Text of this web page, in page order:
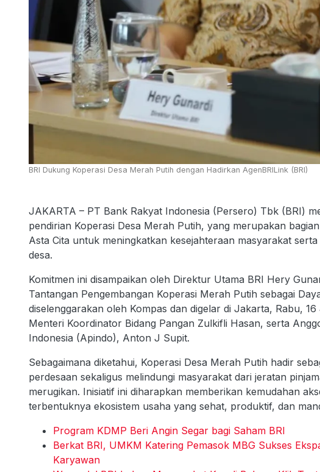
BRI Dukung Koperasi Desa Merah Putih dengan Hadirkan AgenBRILink (BRI)
JAKARTA – PT Bank Rakyat Indonesia (Persero) Tbk (BRI)
pendirian Koperasi Desa Merah Putih, yang merupakan
Asta Cita untuk meningkatkan kesejahteraan masyarakat
desa.
Komitmen ini disampaikan oleh Direktur Utama BRI Hery
Tantangan Pengembangan Koperasi Merah Putih sebagai
diselenggarakan oleh Kompas dan digelar di Jakarta, Rabu,
Menteri Koordinator Bidang Pangan Zulkifli Hasan, serta
Indonesia (Apindo), Anton J Supit.
Sebagaimana diketahui, Koperasi Desa Merah Putih hadir
perdesaan sekaligus melindungi masyarakat dari jeratan
merugikan. Inisiatif ini diharapkan memberikan kemudahan
terbentuknya ekosistem usaha yang sehat, produktif, dan
Program KDMP Beri Angin Segar bagi Saham BRI
Berkat BRI, UMKM Katering Pemasok MBG Sukses
Karyawan